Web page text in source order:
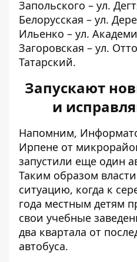
Запольского – ул.
Белорусская – ул.
Ильенко – ул.
Загоровская – ул.
Татарский.
Запускают
и
Напомним,
Ирпене от
запустили еще один
Таким образом
ситуацию, когда к
года местным детям
свои учебные
два квартала от
автобуса.